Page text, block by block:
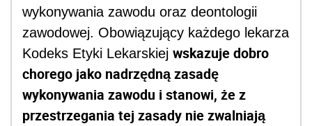
wykonywania zawodu oraz deontologii
zawodowej. Obowiązujący każdego lekarza
Kodeks Etyki Lekarskiej wskazuje dobro
chorego jako nadrzędną zasadę
wykonywania zawodu i stanowi, że z
przestrzegania tej zasady nie zwalniają